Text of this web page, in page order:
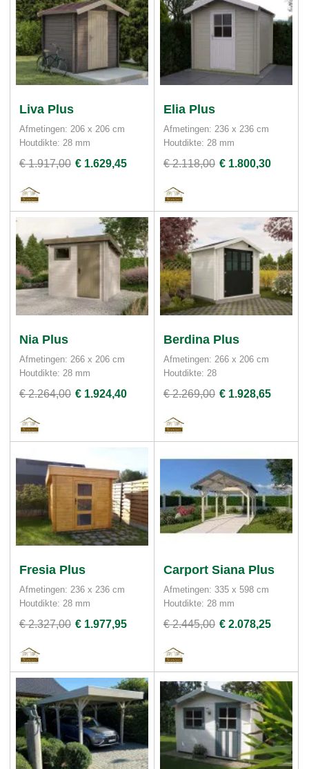
Liva Plus
Afmetingen: 206 x 206 cm
Houtdikte: 28 mm
€ 1.917,00 € 1.629,45
Elia Plus
Afmetingen: 236 x 236 cm
Houtdikte: 28 mm
€ 2.118,00 € 1.800,30
Nia Plus
Afmetingen: 266 x 206 cm
Houtdikte: 28 mm
€ 2.264,00 € 1.924,40
Berdina Plus
Afmetingen: 266 x 206 cm
Houtdikte: 28
€ 2.269,00 € 1.928,65
Fresia Plus
Afmetingen: 236 x 236 cm
Houtdikte: 28 mm
€ 2.327,00 € 1.977,95
Carport Siana Plus
Afmetingen: 335 x 598 cm
Houtdikte: 28 mm
€ 2.445,00 € 2.078,25